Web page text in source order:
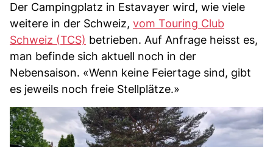
Der Campingplatz in Estavayer wird, wie viele
weitere in der Schweiz, vom Touring Club
Schweiz (TCS) betrieben. Auf Anfrage heisst es,
man befinde sich aktuell noch in der
Nebensaison. «Wenn keine Feiertage sind, gibt
es jeweils noch freie Stellplätze.»